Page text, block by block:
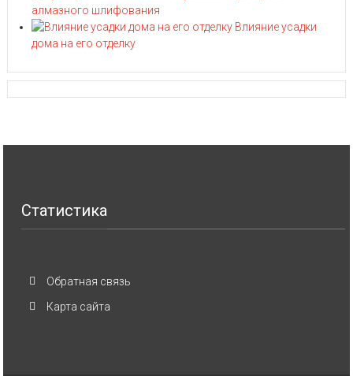
алмазного шлифования
Влияние усадки
дома на его отделку
Статистика
Обратная связь
Карта сайта